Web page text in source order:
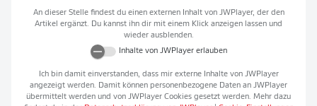
An dieser Stelle findest du einen externen Inhalt von JWPlayer, der den
Artikel ergänzt. Du kannst ihn dir mit einem Klick anzeigen lassen und
wieder ausblenden.
Inhalte von JWPlayererlauben
Ich bin damit einverstanden, dass mir externe Inhalte von JWPlayer
angezeigt werden. Damit können personenbezogene Daten an JWPlayer
übermittelt werden und von JWPlayer Cookies gesetzt werden. Mehr dazu